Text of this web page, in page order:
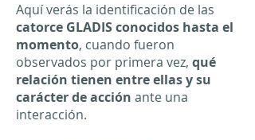
​Aquí verás la identificación de las
catorce GLADIS conocidos hasta el
momento, cuando fueron
observados por primera vez, qué
relación tienen entre ellas y su
carácter de acción ante una
interacción.